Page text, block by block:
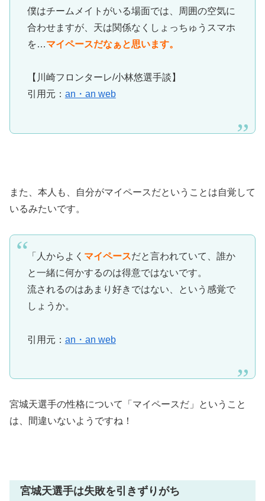
僕はチームメイトがいる場面では、周囲の空気に
合わせますが、天は関係なくしょっちゅうスマホ
を…マイペースだなぁと思います。
【川崎フロンターレ/小林悠選手談】
引用元： an・an web
また、本人も、自分がマイペースだということは自覚して
いるみたいです。
「人からよく マイペースだと言われていて、誰か
と一緒に何かするのは得意ではないです。
流されるのはあまり好きではない、という感覚で
しょうか。
引用元： an・an web
宮城天選手の性格について「マイペースだ」ということ
は、間違いないようですね！
宮城天選手は失敗を引きずりがち